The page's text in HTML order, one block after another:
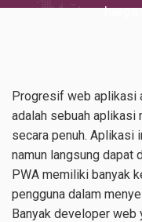
harga
Progresif web aplikasi
adalah sebuah aplikasi
secara penuh. Aplikasi
namun langsung dapat
PWA memiliki banyak
pengguna dalam
Banyak developer web